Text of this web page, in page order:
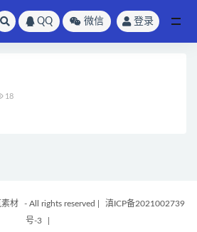
QQ 微信 登录
18
素材 - All rights reserved
滇ICP备2021002739
号-3